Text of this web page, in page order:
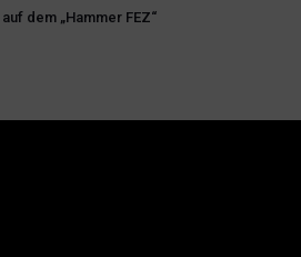
dem „Hammer FEZ“